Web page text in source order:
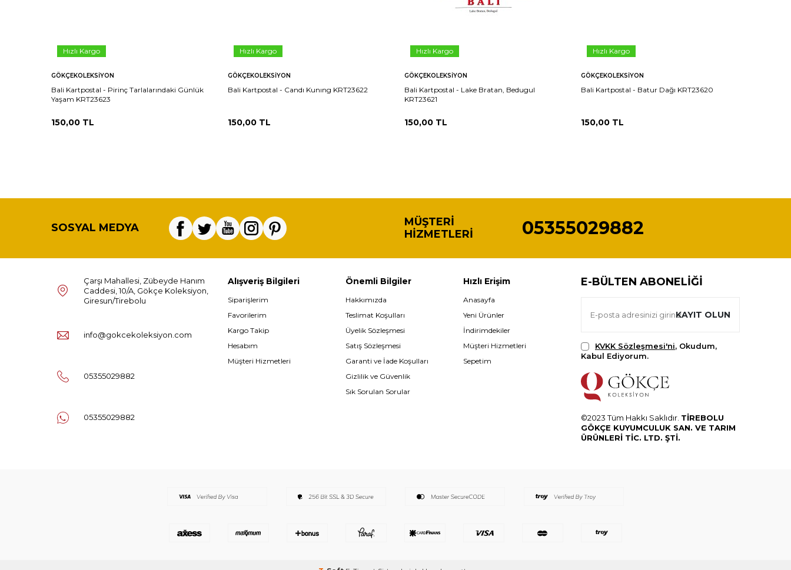
Hızlı Kargo
GÖKÇEKOLEKSIYON
Bali Kartpostal - Pirinç Tarlalarındaki Günlük
Yaşam KRT23623
150,00 TL
Hızlı Kargo
GÖKÇEKOLEKSIYON
Bali Kartpostal - Candı Kunıng KRT23622
150,00 TL
Hızlı Kargo
GÖKÇEKOLEKSIYON
Bali Kartpostal - Lake Bratan, Bedugul
KRT23621
150,00 TL
Hızlı Kargo
GÖKÇEKOLEKSIYON
Bali Kartpostal - Batur Dağı KRT23620
150,00 TL
SOSYAL MEDYA
MÜŞTERI
HIZMETLERI
05355029882
Çarşı Mahallesi, Zübeyde Hanım
Caddesi, 10/A, Gökçe Koleksiyon,
Giresun/Tirebolu
info@gokcekoleksiyon.com
05355029882
05355029882
Alışveriş Bilgileri
Siparişlerim
Favorilerim
Kargo Takip
Hesabım
Müşteri Hizmetleri
Önemli Bilgiler
Hakkımızda
Teslimat Koşulları
Üyelik Sözleşmesi
Satış Sözleşmesi
Garanti ve İade Koşulları
Gizlilik ve Güvenlik
Sık Sorulan Sorular
Hızlı Erişim
Anasayfa
Yeni Ürünler
İndirimdekiler
Müşteri Hizmetleri
Sepetim
E-BÜLTEN ABONELIĞI
KAYIT OLUN
KVKK Sözleşmesi'ni, Okudum,
Kabul Ediyorum.
©2023 Tüm Hakkı Saklıdır. TİREBOLU
GÖKÇE KUYUMCULUK SAN. VE TARIM
ÜRÜNLERİ TİC. LTD. ŞTİ.